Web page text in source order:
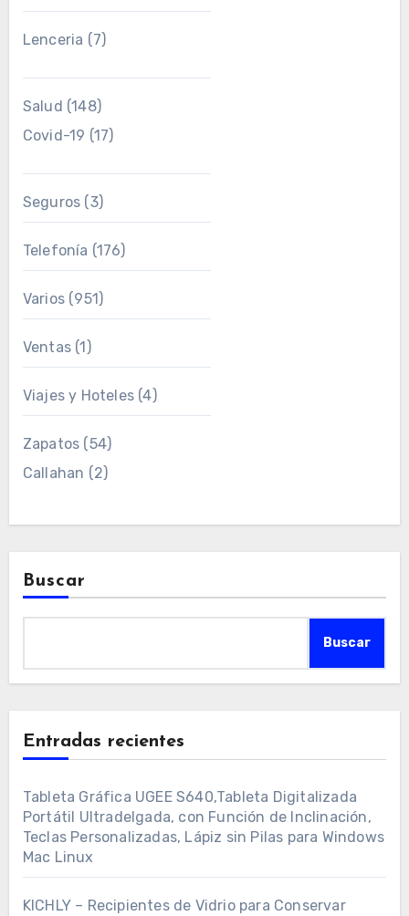
Lenceria (7)
Salud (148)
Covid-19 (17)
Seguros (3)
Telefonía (176)
Varios(951)
Ventas(1)
Viajes y Hoteles(4)
Zapatos (54)
Callahan (2)
Buscar
Buscar
Entradas recientes
Tableta Gráfica UGEE S640,Tableta Digitalizada
Portátil Ultradelgada, con Función de Inclinación,
Teclas Personalizadas, Lápiz sin Pilas para Windows
Mac Linux
KICHLY – Recipientes de Vidrio para Conservar